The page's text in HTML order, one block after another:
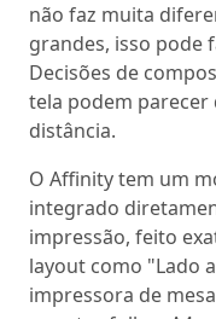
não faz muita
grandes, isso pode
Decisões de
tela podem parecer
distância.
O Affinity tem um
integrado
impressão, feito
layout como "Lado
impressora de